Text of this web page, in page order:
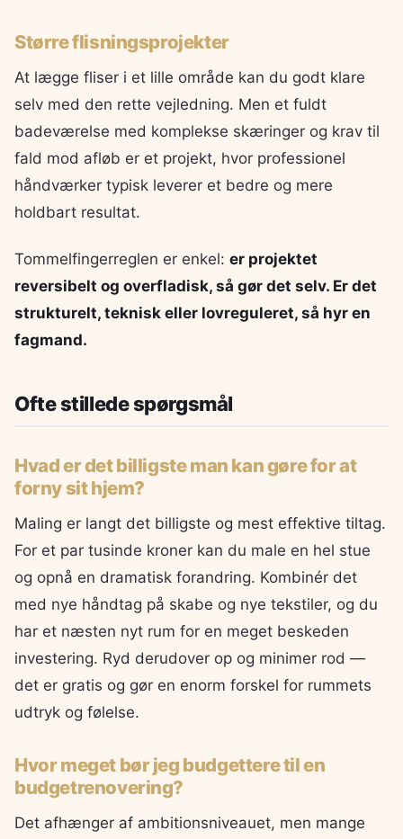
Større flisningsprojekter
At lægge fliser i et lille område kan du godt klare
selv med den rette vejledning. Men et fuldt
badeværelse med komplekse skæringer og krav til
fald mod afløb er et projekt, hvor professionel
håndværker typisk leverer et bedre og mere
holdbart resultat.
Tommelfingerreglen er enkel: er projektet
reversibelt og overfladisk, så gør det selv. Er det
strukturelt, teknisk eller lovreguleret, så hyr en
fagmand.
Ofte stillede spørgsmål
Hvad er det billigste man kan gøre for at
forny sit hjem?
Maling er langt det billigste og mest effektive tiltag.
For et par tusinde kroner kan du male en hel stue
og opnå en dramatisk forandring. Kombinér det
med nye håndtag på skabe og nye tekstiler, og du
har et næsten nyt rum for en meget beskeden
investering. Ryd derudover op og minimer rod —
det er gratis og gør en enorm forskel for rummets
udtryk og følelse.
Hvor meget bør jeg budgettere til en
budgetrenovering?
Det afhænger af ambitionsniveauet, men mange